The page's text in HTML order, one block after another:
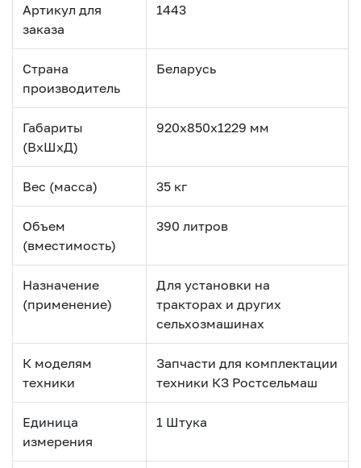
Артикул для
заказа
1443
Страна
производитель
Беларусь
Габариты
(ВхШхД)
920х850х1229 мм
Вес (масса) 35 кг
Объем
(вместимость)
390 литров
Назначение
(применение)
Для установки на
тракторах и других
сельхозмашинах
К моделям
техники
Запчасти для комплектации
техники КЗ Ростсельмаш
Единица
измерения
1 Штука